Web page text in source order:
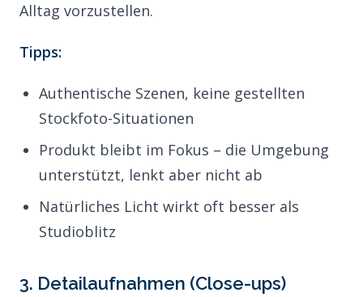
Alltag vorzustellen.
Tipps:
Authentische Szenen, keine gestellten
Stockfoto-Situationen
Produkt bleibt im Fokus – die Umgebung
unterstützt, lenkt aber nicht ab
Natürliches Licht wirkt oft besser als
Studioblitz
3. Detailaufnahmen (Close-ups)